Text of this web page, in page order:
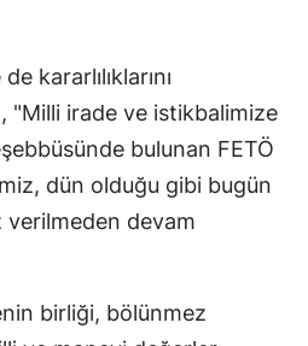
kararlılıklarını
"Milli irade ve istikbalimize
bulunan FETÖ
dün olduğu gibi bugün
verilmeden devam
birliği, bölünmez